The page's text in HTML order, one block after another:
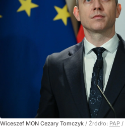
Wiceszef MON Cezary Tomczyk / Źródło: PAP /